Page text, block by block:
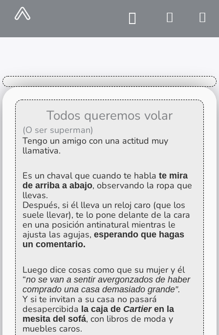
Todos queremos volar
(O ser superman)
Tengo un amigo con una actitud muy
llamativa.
Es un chaval que cuando te habla te mira
de arriba a abajo, observando la ropa que
llevas.
Después, si él lleva un reloj caro (que los
suele llevar), te lo pone delante de la cara
en una posición antinatural mientras le
ajusta las agujas, esperando que hagas
un comentario.
Luego dice cosas como que su mujer y él
“no se van a sentir avergonzados de haber
comprado una casa demasiado grande”.
Y si te invitan a su casa no pasará
desapercibida la caja de Cartieren la
mesita del sofá, con libros de moda y
muebles caros.